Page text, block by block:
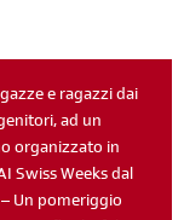
e ragazzi dai
ad un
organizzato in
Swiss Weeks dal
Un pomeriggio